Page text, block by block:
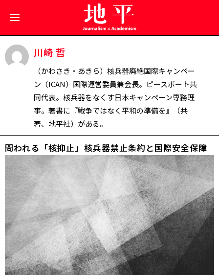
川崎 哲
（かわさき・あきら）核兵器廃絶国際キャンペー
ン（ICAN）国際運営委員兼会長。ピースボート共
同代表。核兵器をなくす日本キャンペーン専務理
事。著書に『戦争ではなく平和の準備を』（共
著、地平社）がある。
問われる「核抑止」――核兵器禁止条約と国際安全保障